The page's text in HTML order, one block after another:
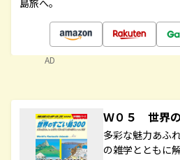
島旅へ。
AD
Ｗ０５ 世界
多彩な魅力あふ
の雑学とともに